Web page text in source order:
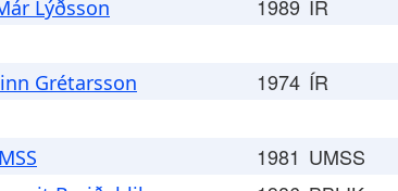
Lýðsson 1989 ÍR
Grétarsson 1974 ÍR
1981 UMSS